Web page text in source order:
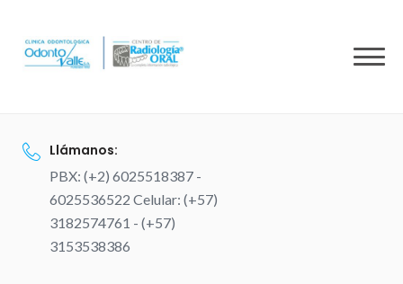
content
Llámanos:
PBX: (+2) 6025518387 -
6025536522 Celular: (+57)
3182574761 - (+57)
3153538386